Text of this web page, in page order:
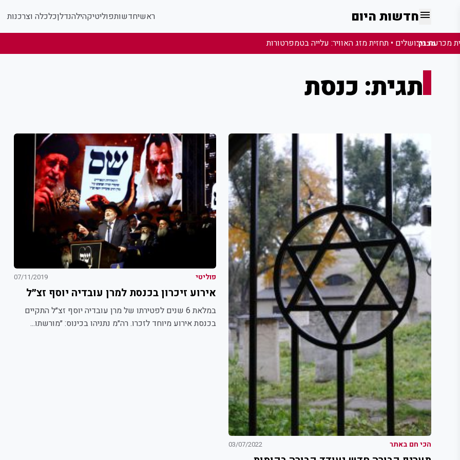
menuחדשות היום ראשיחדשותפוליטיקהילהנדלןכלכלה וצרכנות
מבזק:
תגית: כנסת
הכי חם באתר 03/07/2022
פוליטי 07/11/2019
אירוע זיכרון בכנסת למרן עובדיה יוסף זצ״ל
במלאת 6 שנים לפטירתו של מרן עובדיה יוסף זצ״ל התקיים
בכנסת אירוע מיוחד לזכרו. רה״מ נתניהו בכינוס: ״מורשתו...